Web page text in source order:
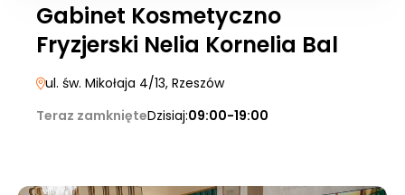
Gabinet Kosmetyczno
Fryzjerski Nelia Kornelia Bal
ul. św. Mikołaja 4/13, Rzeszów
Teraz zamknięteDzisiaj:09:00-19:00